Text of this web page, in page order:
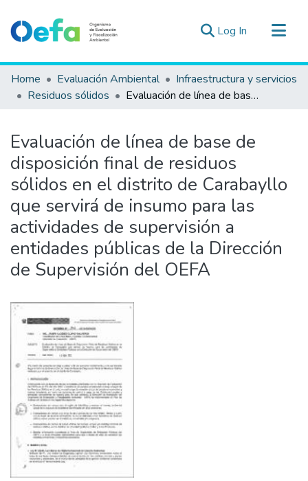
Log In (current)
Communities & Collections
All of DSpace
Estad. Externas
Guias ▾
Home Evaluación Ambiental
Infraestructura y servicios
Residuos sólidos
Evaluación de línea de base de disposición final de residuos sólidos en el distrito de Carabayllo que servirá de insumo para las actividades de supervisión a entidades públicas de la Dirección de Supervisión del OEFA
Evaluación de línea de base de
disposición final de residuos
sólidos en el distrito de Carabayllo
que servirá de insumo para las
actividades de supervisión a
entidades públicas de la Dirección
de Supervisión del OEFA